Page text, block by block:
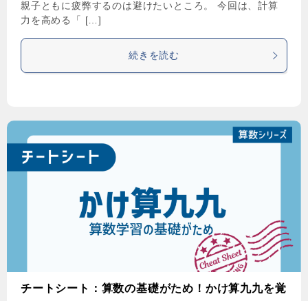
親子ともに疲弊するのは避けたいところ。 今回は、計算
力を高める「 […]
続きを読む
チートシート：算数の基礎がため！かけ算九九を覚